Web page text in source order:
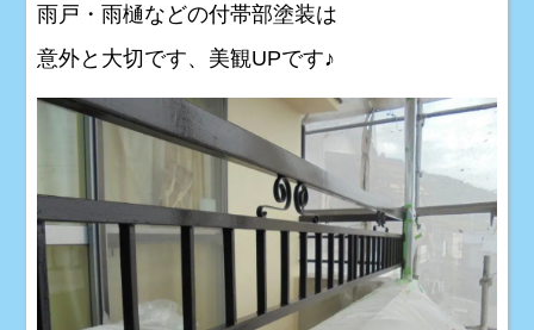
雨戸・雨樋などの付帯部塗装は
意外と大切です、美観UPです♪